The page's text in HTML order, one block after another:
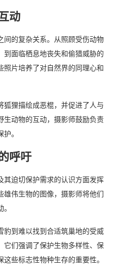
动
间的复杂关系。从照顾受伤动物
到面临栖息地丧失和偷猎威胁的
照片培养了对自然界的同理心和
狐狸描绘成恶棍，并促进了人与
生动物的互动，摄影师鼓励负责
。
呼吁
其迫切保护需求的认识方面发挥
伟生物的图像，摄影师将他们
豹到难以找到合适筑巢地的受威
它们强调了保护生物多样性、保
些标志性物种生存的重要性。